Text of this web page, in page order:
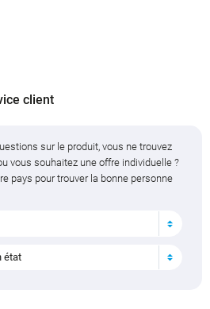
client
sur le produit, vous ne trouvez
vous souhaitez une offre individuelle ?
pays pour trouver la bonne personne
état